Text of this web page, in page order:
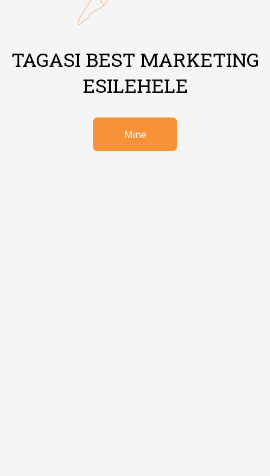
TAGASI BEST MARKETING
ESILEHELE
Mine